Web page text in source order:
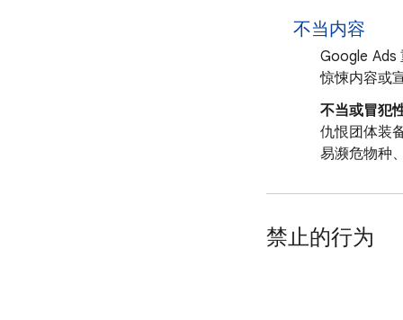
不当内容
Google Ads
惊悚内容或
不当或冒犯
仇恨团体装
易濒危物种
禁止的行为